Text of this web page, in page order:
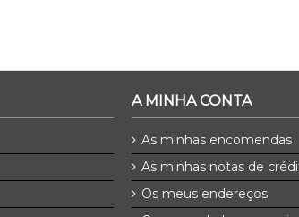
A MINHA CONTA
As minhas encomendas
As minhas notas de
Os meus endereços